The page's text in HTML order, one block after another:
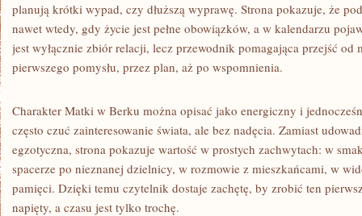
planują krótki wypad, czy dłuższą wyprawę. Strona pokazuje, że
nawet wtedy, gdy życie jest pełne obowiązków, a w kalendarzu
jest wyłącznie zbiór relacji, lecz przewodnik pomagająca przejść od
pierwszego pomysłu, przez plan, aż po wspomnienia.
Charakter Matki w Berku można opisać jako energiczny i
często czuć zainteresowanie świata, ale bez nadęcia. Zamiast
egzotyczna, strona pokazuje wartość w prostych zachwytach: w
spacerze po nieznanej dzielnicy, w rozmowie z mieszkańcami, w
pamięci. Dzięki temu czytelnik dostaje zachętę, by zrobić ten
napięty, a czasu jest tylko trochę.